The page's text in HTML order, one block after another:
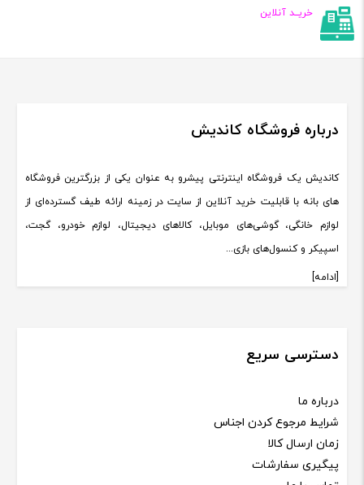
خریــد آنلاین
درباره فروشگاه کاندیش
کاندیش یک فروشگاه اینترنتی پیشرو به عنوان یکی از بزرگترین فروشگاه
های بانه با قابلیت خرید آنلاین از سایت در زمینه ارائه طیف گسترده‌ای از
لوازم خانگی، گوشی‌های موبایل، کالاهای دیجیتال، لوازم خودرو، گجت،
اسپیکر و کنسول‌های بازی...
[ادامه]
دسترسی سریع
درباره ما
شرایط مرجوع کردن اجناس
زمان ارسال کالا
پیگیری سفارشات